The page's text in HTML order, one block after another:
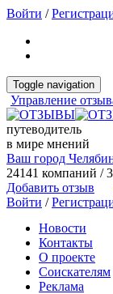
Войти /
Toggle navigation
Управление
путеводитель
в мире мнений
Ваш город
24141 компаний /
Добавить отзыв
Войти /
Новости
Контакты
О проекте
Соискателям
Реклама